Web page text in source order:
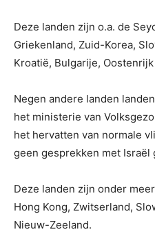
Deze landen zijn o.a. de
Griekenland, Zuid-Korea,
Kroatië, Bulgarije,
Negen andere landen
het ministerie van
het hervatten van normale
geen gesprekken met Israël
Deze landen zijn onder
Hong Kong, Zwitserland,
Nieuw-Zeeland.